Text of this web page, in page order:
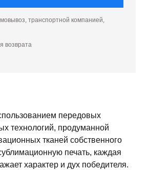
транспортной компанией,
возврата
передовых
технологий, продуманной
тканей собственного
печать, каждая
характер и дух победителя.